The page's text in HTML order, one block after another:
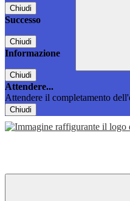
Chiudi
Successo
Chiudi
Informazione
Chiudi
Attendere...
Attendere il completamento
Chiudi